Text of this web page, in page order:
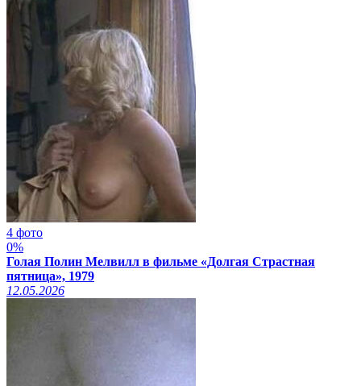
4 фото
0%
Голая Полин Мелвилл в фильме «Долгая Страстная
пятница», 1979
12.05.2026